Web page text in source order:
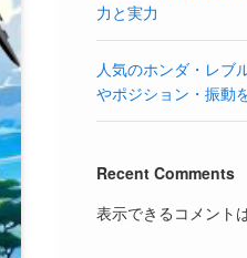
力と実力
人気のホンダ・レブ
やポジション・振動
Recent Comments
表示できるコメント